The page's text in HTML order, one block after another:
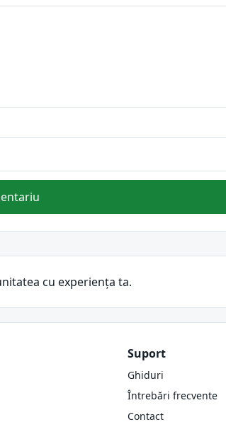
cu experiența ta.
Suport
Ghiduri
Întrebări frecvente
Contact